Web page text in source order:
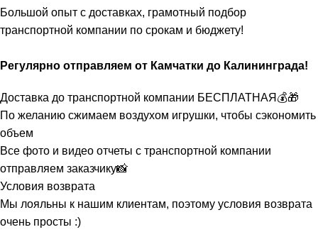
Большой опыт с доставках, грамотный подбор
транспортной компании по срокам и бюджету!
Регулярно отправляем от Камчатки до Калининграда!
Доставка до транспортной компании БЕСПЛАТНАЯ💰🎁
По желанию сжимаем воздухом игрушки, чтобы сэкономить
объем
Все фото и видео отчеты с транспортной компании
отправляем заказчику📸
Условия возврата
Мы лояльны к нашим клиентам, поэтому условия возврата
очень просты :)